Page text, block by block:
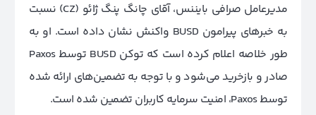
مدیرعامل صرافی بایننس، آقای چانگ پنگ ژائو (CZ) نسبت
به خبر‌های پیرامون BUSD واکنش نشان داده است. او به
طور خلاصه اعلام کرده است که توکن BUSD توسط Paxos
صادر و بازخرید می‌شود و با توجه به تضمین‌های ارائه شده
توسط Paxos، امنیت سرمایه کاربران تضمین شده است.